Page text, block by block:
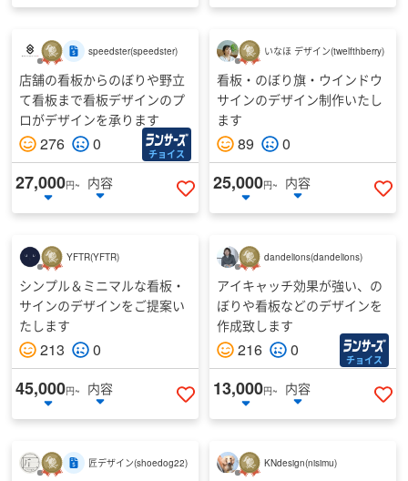
speedster(speedster)
店舗の看板からのぼりや野立
て看板まで看板デザインのプ
ロがデザインを承ります
276 0 チョイス
27,000円~
内容
いいねする
いなほ デザイン(twelfthberry)
看板・のぼり旗・ウインドウ
サインのデザイン制作いたし
ます
89 0
25,000円~
内容
い
YFTR(YFTR)
シンプル＆ミニマルな看板・
サインのデザインをご提案い
たします
213 0
45,000円~
内容
いいねする
dandelions(dandelions)
アイキャッチ効果が強い、の
ぼりや看板などのデザインを
作成致します
216 0 チョイス
13,000円~
内容
い
匠デザイン(shoedog22) KNdesign(nisimu)